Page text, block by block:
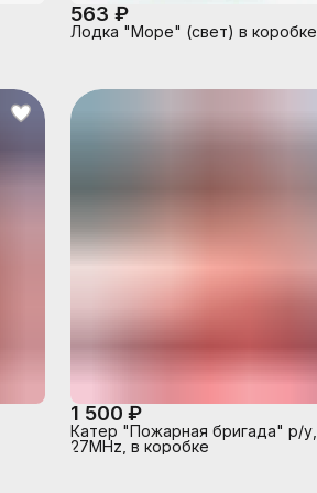
563 ₽
Лодка "Море" (свет) в коробке
1 500 ₽
Катер "Пожарная бригада" р/у,
27MHz, в коробке